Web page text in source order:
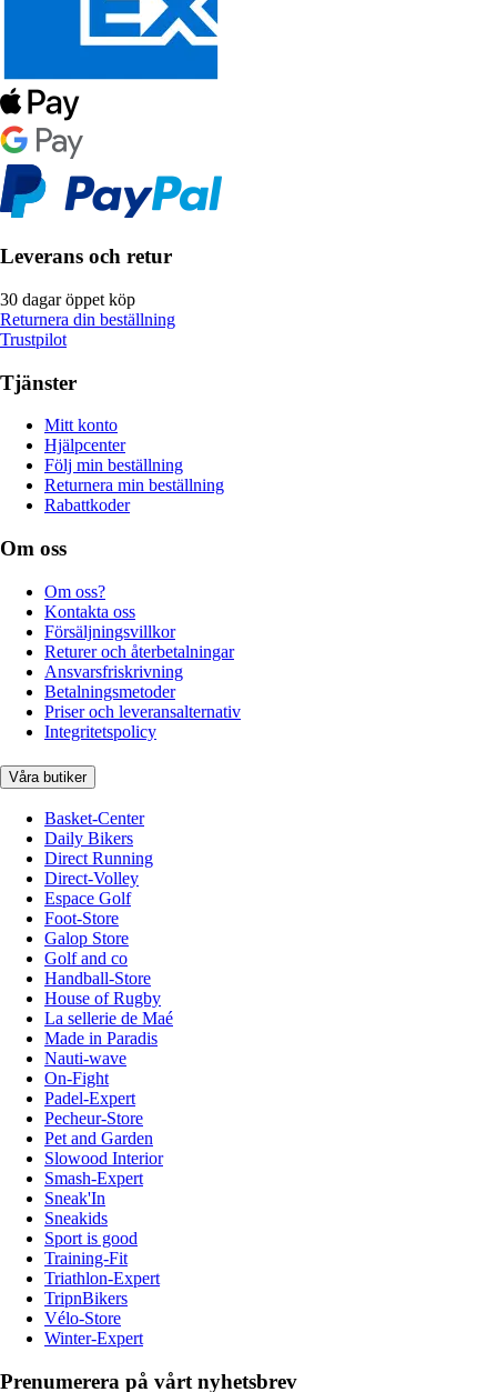
Leverans och retur
30 dagar öppet köp
Returnera din beställning
Trustpilot
Tjänster
Mitt konto
Hjälpcenter
Följ min beställning
Returnera min beställning
Rabattkoder
Om oss
Om oss?
Kontakta oss
Försäljningsvillkor
Returer och återbetalningar
Ansvarsfriskrivning
Betalningsmetoder
Priser och leveransalternativ
Integritetspolicy
Våra butiker
Basket-Center
Daily Bikers
Direct Running
Direct-Volley
Espace Golf
Foot-Store
Galop Store
Golf and co
Handball-Store
House of Rugby
La sellerie de Maé
Made in Paradis
Nauti-wave
On-Fight
Padel-Expert
Pecheur-Store
Pet and Garden
Slowood Interior
Smash-Expert
Sneak'In
Sneakids
Sport is good
Training-Fit
Triathlon-Expert
TripnBikers
Vélo-Store
Winter-Expert
Prenumerera på vårt nyhetsbrev